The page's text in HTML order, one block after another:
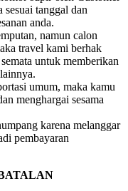
sesuai tanggal dan
anda.
namun calon
travel kami berhak
untuk memberikan
umum, maka kamu
menghargai sesama
karena melanggar
pembayaran